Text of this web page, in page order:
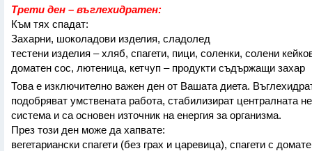
Трети ден – въглехидратен:
Към тях спадат:
Захарни, шоколадови изделия, сладолед
тестени изделия – хляб, спагети, пици, соленки, солени
доматен сос, лютеница, кетчуп – продукти съдържащи захар
Това е изключително важен ден от Вашата диета.
подобряват умствената работа, стабилизират централната
система и са основен източник на енергия за организма.
През този ден може да хапвате:
вегетариански спагети (без грах и царевица), спагети с